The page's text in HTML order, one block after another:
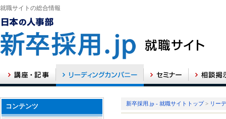
就職サイトの総合情報
新卒採用.jp - 就職サイトトップ> リー
コンテンツ